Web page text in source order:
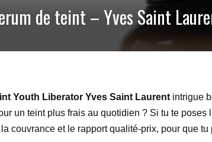
de teint – Yves Saint
Youth Liberator Yves Saint Laurent intrigue
un teint plus frais au quotidien ? Si tu te
couvrance et le rapport qualité-prix, pour que